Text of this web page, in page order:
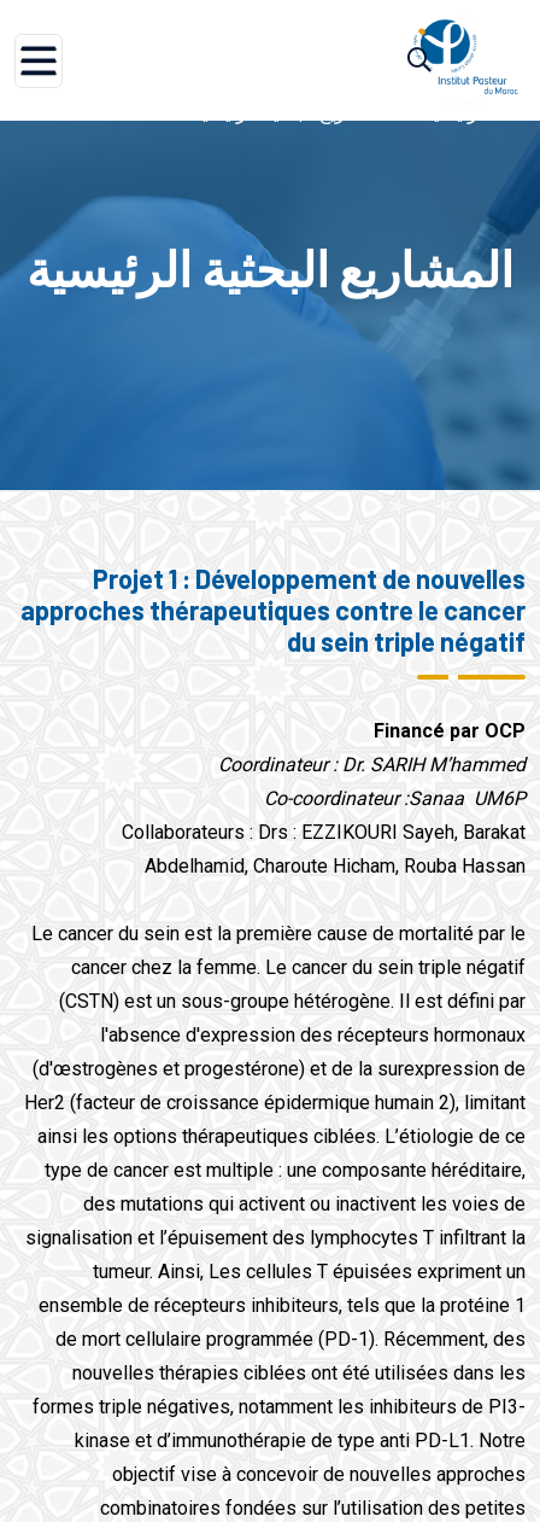
المشاريع البحثية الرئيسية
Projet 1 : Développement de nouvelles
approches thérapeutiques contre le cancer
du sein triple négatif
Financé par OCP
Coordinateur : Dr. SARIH M’hammed
Co-coordinateur :Sanaa UM6P
Collaborateurs : Drs : EZZIKOURI Sayeh, Barakat
Abdelhamid, Charoute Hicham, Rouba Hassan
Le cancer du sein est la première cause de mortalité par le
cancer chez la femme. Le cancer du sein triple négatif
(CSTN) est un sous-groupe hétérogène. Il est défini par
l'absence d'expression des récepteurs hormonaux
(d'œstrogènes et progestérone) et de la surexpression de
Her2 (facteur de croissance épidermique humain 2), limitant
ainsi les options thérapeutiques ciblées. L’étiologie de ce
type de cancer est multiple : une composante héréditaire,
des mutations qui activent ou inactivent les voies de
signalisation et l’épuisement des lymphocytes T infiltrant la
tumeur. Ainsi, Les cellules T épuisées expriment un
ensemble de récepteurs inhibiteurs, tels que la protéine 1
de mort cellulaire programmée (PD-1). Récemment, des
nouvelles thérapies ciblées ont été utilisées dans les
formes triple négatives, notamment les inhibiteurs de PI3-
kinase et d’immunothérapie de type anti PD-L1. Notre
objectif vise à concevoir de nouvelles approches
combinatoires fondées sur l’utilisation des petites